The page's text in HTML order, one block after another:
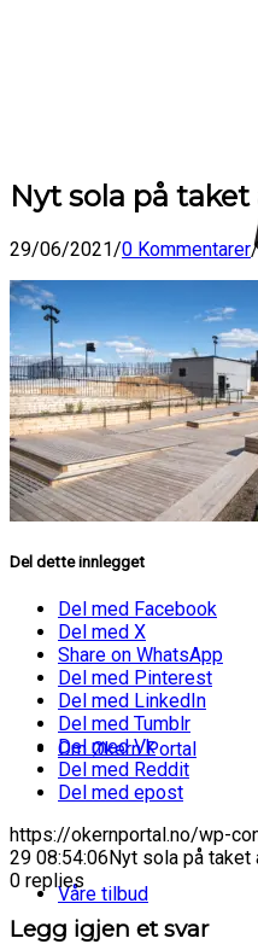
Om Økern Portal
Våre tilbud
Nyt sola på
29/06/2021/0 Kommentarer/
Del dette innlegget
Del med Facebook
Del med X
Share on WhatsApp
Del med Pinterest
Del med LinkedIn
Del med Tumblr
Del med Vk
Del med Reddit
Del med epost
https://okernportal.no/wp-
29 08:54:06 Nyt sola på taket
0 replies
Legg igjen et svar